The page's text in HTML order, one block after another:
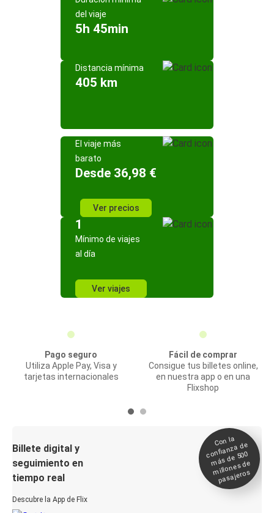
del viaje
5h 45min
Distancia mínima
405 km
El viaje más
barato
Desde 36,98 €
Ver precios
1
Mínimo de viajes
al día
Ver viajes
Pago seguro
Utiliza Apple Pay, Visa y
tarjetas internacionales
Fácil de comprar
Consigue tus billetes online,
en nuestra app o en una
Flixshop
Billete digital y
seguimiento en
tiempo real
Descubre la App de Flix
Con la
confianza de
más de 500
millones de
pasajeros